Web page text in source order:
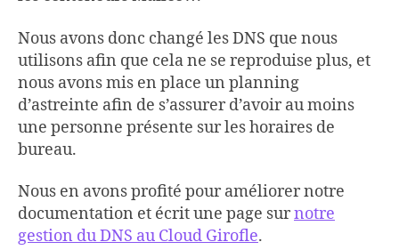
Nous avons donc changé les DNS que nous
utilisons afin que cela ne se reproduise plus, et
nous avons mis en place un planning
d’astreinte afin de s’assurer d’avoir au moins
une personne présente sur les horaires de
bureau.
Nous en avons profité pour améliorer notre
documentation et écrit une page surnotre
gestion du DNS au Cloud Girofle.